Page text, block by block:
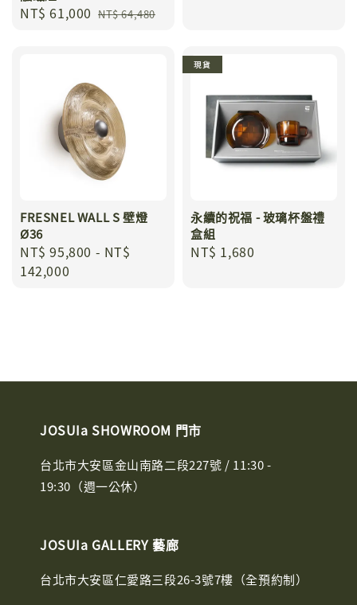
Sale
NT$ 61,000 Regular
NT$ 64,480
FRESNEL WALL S 壁燈
Ø36
Regular
price
NT$ 95,800 - NT$
142,000
現貨
永續的祝福 - 玻璃杯盤禮
盒組
Regular
NT$ 1,680
JOSUIa SHOWROOM 門市
台北市大安區金山南路二段227號 / 11:30 -
19:30（週一公休）
JOSUIa GALLERY 藝廊
台北市大安區仁愛路三段26-3號7樓（全預約制）